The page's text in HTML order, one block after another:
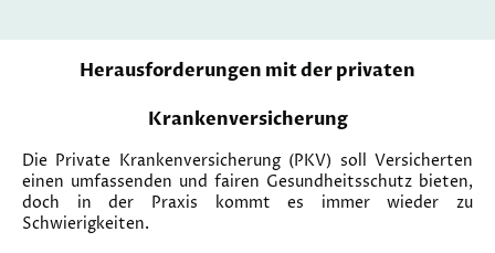
Herausforderungen mit der privaten
Krankenversicherung
Die Private Krankenversicherung (PKV) soll Versicherten
einen umfassenden und fairen Gesundheitsschutz bieten,
doch in der Praxis kommt es immer wieder zu
Schwierigkeiten.